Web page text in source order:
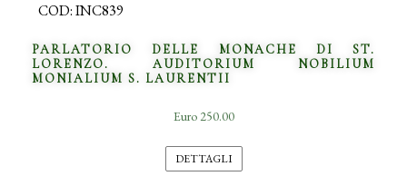
COD: INC839
PARLATORIO DELLE MONACHE DI ST.
LORENZO. AUDITORIUM NOBILIUM
MONIALIUM S. LAURENTII
Euro 250.00
DETTAGLI